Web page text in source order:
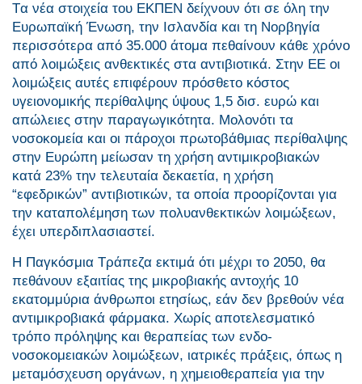
Tα νέα στοιχεία του ΕΚΠΕΝ δείχνουν ότι σε όλη την
Ευρωπαϊκή Ένωση, την Ισλανδία και τη Νορβηγία
περισσότερα από 35.000 άτομα πεθαίνουν κάθε χρόνο
από λοιμώξεις ανθεκτικές στα αντιβιοτικά. Στην EE οι
λοιμώξεις αυτές επιφέρουν πρόσθετο κόστος
υγειονομικής περίθαλψης ύψους 1,5 δισ. ευρώ και
απώλειες στην παραγωγικότητα. Μολονότι τα
νοσοκομεία και οι πάροχοι πρωτοβάθμιας περίθαλψης
στην Ευρώπη μείωσαν τη χρήση αντιμικροβιακών
κατά 23% την τελευταία δεκαετία, η χρήση
“εφεδρικών” αντιβιοτικών, τα οποία προορίζονται για
την καταπολέμηση των πολυανθεκτικών λοιμώξεων,
έχει υπερδιπλασιαστεί.
Η Παγκόσμια Τράπεζα εκτιμά ότι μέχρι το 2050, θα
πεθάνουν εξαιτίας της μικροβιακής αντοχής 10
εκατομμύρια άνθρωποι ετησίως, εάν δεν βρεθούν νέα
αντιμικροβιακά φάρμακα. Χωρίς αποτελεσματικό
τρόπο πρόληψης και θεραπείας των ενδο-
νοσοκομειακών λοιμώξεων, ιατρικές πράξεις, όπως η
μεταμόσχευση οργάνων, η χημειοθεραπεία για την